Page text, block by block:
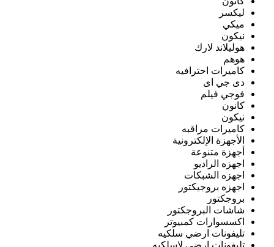
ليكسر
ميكي
نيكون
هوليلاند لارك
هوهم
كاميرات احترافيه
دى جي اى
فوجي فيلم
كانون
نيكون
كاميرات مراقبه
الأجهزة الإلكترونية
أجهزة متنوعة
اجهزه الراديو
اجهزه الشبكات
اجهزه بروجيكتور
بروجكتور
شاشات البروجكتور
اكسسوارات كمبيوتر
تليفونات ارضي سلكيه